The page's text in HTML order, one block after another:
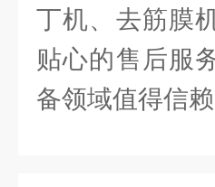
丁机、去筋膜
贴心的售后服
备领域值得信赖